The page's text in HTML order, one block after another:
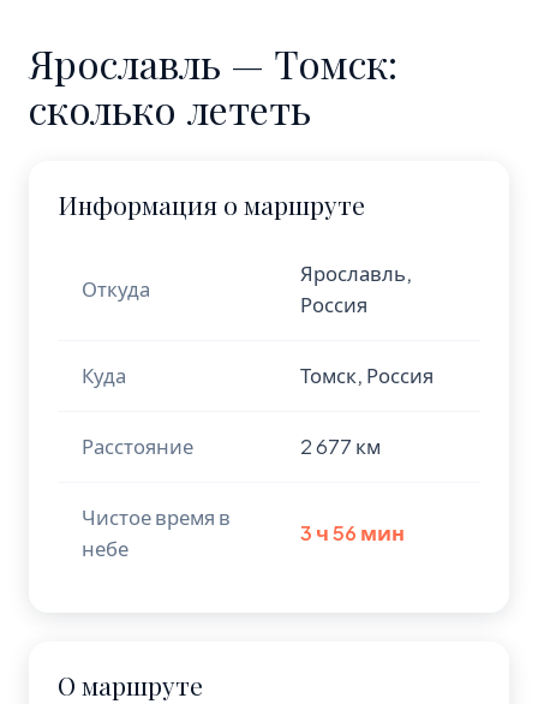
Ярославль — Томск:
сколько лететь
Информация о маршруте
Откуда
Ярославль,
Россия
Куда Томск, Россия
Расстояние 2 677 км
Чистое время в
небе
3 ч 56 мин
О маршруте